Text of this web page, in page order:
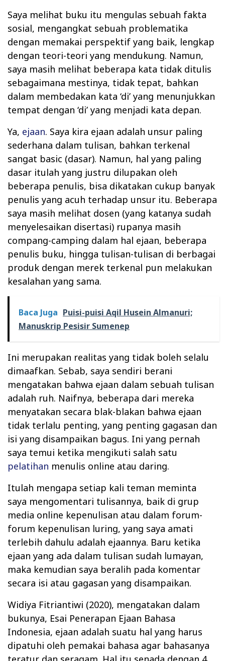
Saya melihat buku itu mengulas sebuah fakta
sosial, mengangkat sebuah problematika
dengan memakai perspektif yang baik, lengkap
dengan teori-teori yang mendukung. Namun,
saya masih melihat beberapa kata tidak ditulis
sebagaimana mestinya, tidak tepat, bahkan
dalam membedakan kata ‘di’ yang menunjukkan
tempat dengan ‘di’ yang menjadi kata depan.
Ya, ejaan. Saya kira ejaan adalah unsur paling
sederhana dalam tulisan, bahkan terkenal
sangat basic (dasar). Namun, hal yang paling
dasar itulah yang justru dilupakan oleh
beberapa penulis, bisa dikatakan cukup banyak
penulis yang acuh terhadap unsur itu. Beberapa
saya masih melihat dosen (yang katanya sudah
menyelesaikan disertasi) rupanya masih
compang-camping dalam hal ejaan, beberapa
penulis buku, hingga tulisan-tulisan di berbagai
produk dengan merek terkenal pun melakukan
kesalahan yang sama.
Baca Juga Puisi-puisi Aqil Husein Almanuri;
Manuskrip Pesisir Sumenep
Ini merupakan realitas yang tidak boleh selalu
dimaafkan. Sebab, saya sendiri berani
mengatakan bahwa ejaan dalam sebuah tulisan
adalah ruh. Naifnya, beberapa dari mereka
menyatakan secara blak-blakan bahwa ejaan
tidak terlalu penting, yang penting gagasan dan
isi yang disampaikan bagus. Ini yang pernah
saya temui ketika mengikuti salah satu
pelatihan menulis online atau daring.
Itulah mengapa setiap kali teman meminta
saya mengomentari tulisannya, baik di grup
media online kepenulisan atau dalam forum-
forum kepenulisan luring, yang saya amati
terlebih dahulu adalah ejaannya. Baru ketika
ejaan yang ada dalam tulisan sudah lumayan,
maka kemudian saya beralih pada komentar
secara isi atau gagasan yang disampaikan.
Widiya Fitriantiwi (2020), mengatakan dalam
bukunya, Esai Penerapan Ejaan Bahasa
Indonesia, ejaan adalah suatu hal yang harus
dipatuhi oleh pemakai bahasa agar bahasanya